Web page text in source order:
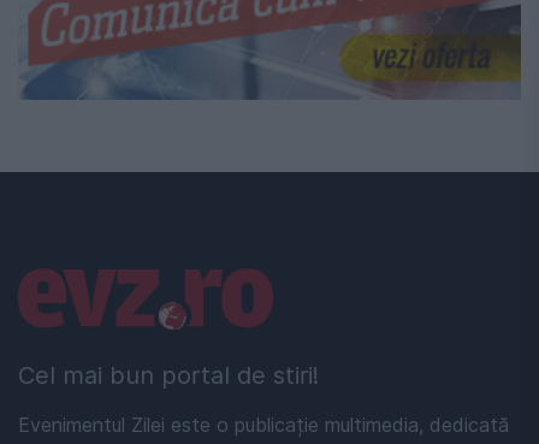
Cel mai bun portal de stiri!
Evenimentul Zilei este o publicație multimedia, dedicată
Linkuri utile